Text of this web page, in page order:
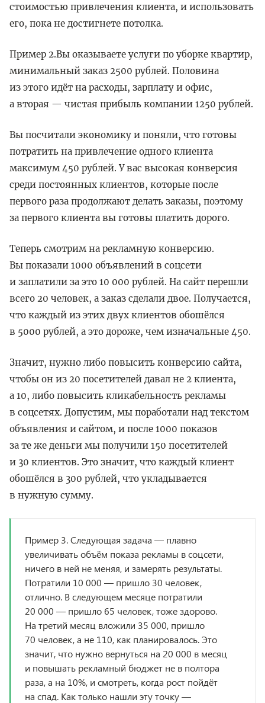
стоимостью привлечения клиента, и использовать
его, пока не достигнете потолка.
Пример 2.Вы оказываете услуги по уборке квартир,
минимальный заказ 2500 рублей. Половина
из этого идёт на расходы, зарплату и офис,
а вторая — чистая прибыль компании 1250 рублей.
Вы посчитали экономику и поняли, что готовы
потратить на привлечение одного клиента
максимум 450 рублей. У вас высокая конверсия
среди постоянных клиентов, которые после
первого раза продолжают делать заказы, поэтому
за первого клиента вы готовы платить дорого.
Теперь смотрим на рекламную конверсию.
Вы показали 1000 объявлений в соцсети
и заплатили за это 10 000 рублей. На сайт перешли
всего 20 человек, а заказ сделали двое. Получается,
что каждый из этих двух клиентов обошёлся
в 5000 рублей, а это дороже, чем изначальные 450.
Значит, нужно либо повысить конверсию сайта,
чтобы он из 20 посетителей давал не 2 клиента,
а 10, либо повысить кликабельность рекламы
в соцсетях. Допустим, мы поработали над текстом
объявления и сайтом, и после 1000 показов
за те же деньги мы получили 150 посетителей
и 30 клиентов. Это значит, что каждый клиент
обошёлся в 300 рублей, что укладывается
в нужную сумму.
Пример 3. Следующая задача — плавно
увеличивать объём показа рекламы в соцсети,
ничего в ней не меняя, и замерять результаты.
Потратили 10 000 — пришло 30 человек,
отлично. В следующем месяце потратили
20 000 — пришло 65 человек, тоже здорово.
На третий месяц вложили 35 000, пришло
70 человек, а не 110, как планировалось. Это
значит, что нужно вернуться на 20 000 в месяц
и повышать рекламный бюджет не в полтора
раза, а на 10%, и смотреть, когда рост пойдёт
на спад. Как только нашли эту точку —